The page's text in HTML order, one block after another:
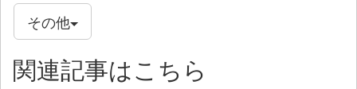
その他
関連記事はこちら